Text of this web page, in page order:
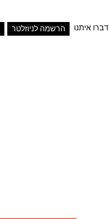
דברו איתנו הרשמה לניוזלטר